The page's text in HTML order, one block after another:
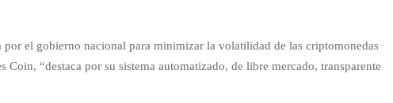
por el gobierno nacional para minimizar la volatilidad de las criptomonedas
“destaca por su sistema automatizado, de libre mercado, transparente